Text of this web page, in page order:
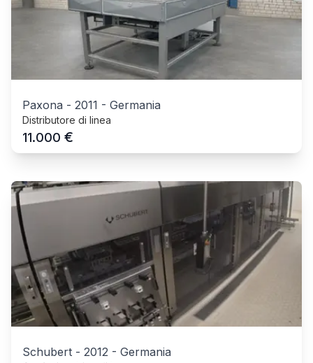
Paxona - 2011 - Germania
Distributore di linea
11.000 €
Schubert - 2012 - Germania